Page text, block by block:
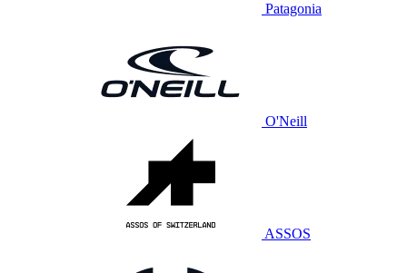
Patagonia
O'Neill
ASSOS